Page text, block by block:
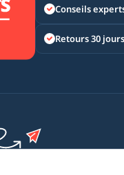
Conseils
Retours 30 jours